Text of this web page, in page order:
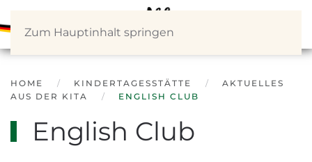
Zum Hauptinhalt springen
HOME KINDERTAGESSTÄTTE
AKTUELLES
AUS DER KITA
ENGLISH CLUB
English Club